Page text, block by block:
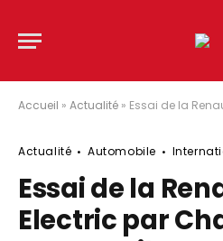
Accueil » Actualité » Essai de la Renault Twingo
Actualité Automobile
Essai de la
Electric par